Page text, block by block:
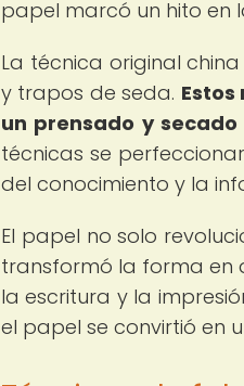
papel marcó un hito en
La técnica original
y trapos de seda.
un prensado y
técnicas se
del conocimiento y la
El papel no solo
transformó la forma en
la escritura y la
el papel se convirtió en